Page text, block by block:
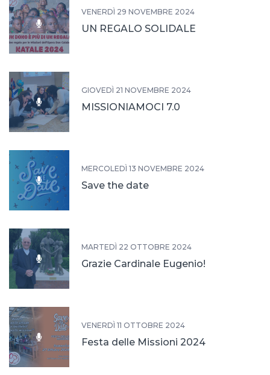
VENERDÌ 29 NOVEMBRE 2024
UN REGALO SOLIDALE
GIOVEDÌ 21 NOVEMBRE 2024
MISSIONIAMOCI 7.0
MERCOLEDÌ 13 NOVEMBRE 2024
Save the date
MARTEDÌ 22 OTTOBRE 2024
Grazie Cardinale Eugenio!
VENERDÌ 11 OTTOBRE 2024
Festa delle Missioni 2024